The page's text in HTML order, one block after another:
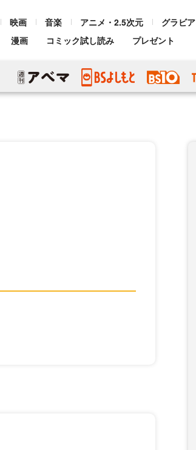
映画 音楽 アニメ・2.5次元 グラビア
漫画 コミック試し読み プレゼント